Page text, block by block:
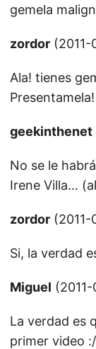
gemela
zordor (2011-
Ala! tienes
geekinthenet
No se le
Irene Villa…
zordor
Si, la verdad
Miguel
La verdad es
primer video